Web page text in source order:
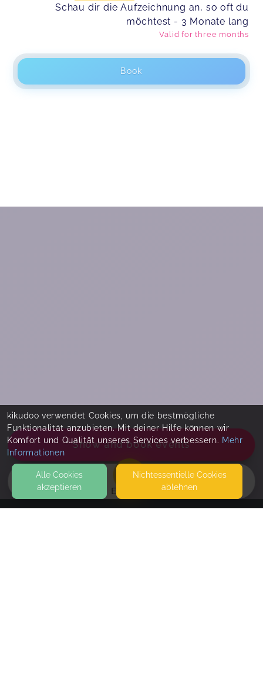
EVENTS
Schau dir die Aufzeichnung an, so oft du
möchtest - 3 Monate lang
Valid forthree months
Book
Show and book events
kikudoo verwendet Cookies, um die bestmögliche
Funktionalität anzubieten. Mit deiner Hilfe können wir
Komfort und Qualität unseres Services verbessern. Mehr
Informationen
Alle Cookies
akzeptieren
Nicht­essentielle Cookies
ablehnen